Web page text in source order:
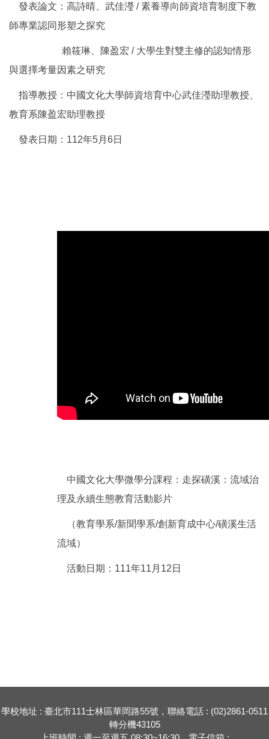
發表論文：高詩晴、武佳瀅 / 素養導向師資培育制度下教
師專業認同形塑之探究
賴筱琳、陳盈宏 / 大學生對雙主修的認知情形
與選擇考量因素之研究
指導教授：中國文化大學師資培育中心武佳瀅助理教授、
教育系陳盈宏助理教授
發表日期：112年5月6日
中國文化大學微學分課程：走探磺溪：流域治
理及永續生態教育活動影片
（教育學系/新聞學系/創新育成中心/磺溪生活
流域）
活動日期：111年11月12日
學校地址 : 臺北市111士林區華岡路55號，聯絡電話 : (02)2861-0511
轉分機43105